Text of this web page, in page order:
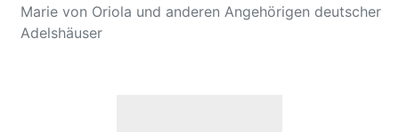
Marie von Oriola und anderen Angehörigen deutscher
Adelshäuser